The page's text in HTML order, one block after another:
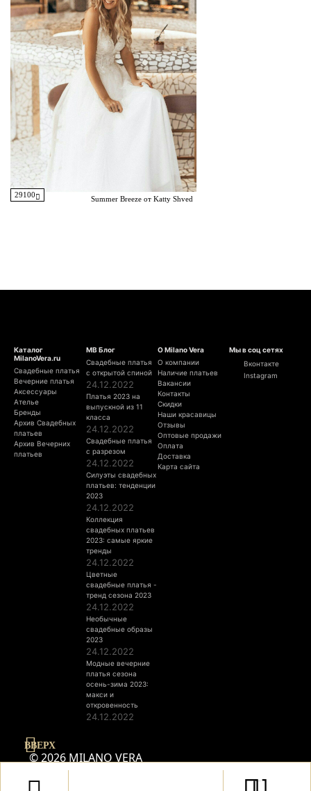
29100 Summer Breeze от Katty Shved
Каталог
MilanoVera.ru
Свадебные платья
Вечерние платья
Аксессуары
Ателье
Бренды
Архив Свадебных
платьев
Архив Вечерних
платьев
МВ Блог
Свадебные платья
с открытой спиной
24.12.2022
Платья 2023 на
выпускной из 11
класса
24.12.2022
Свадебные платья
с разрезом
24.12.2022
Силуэты свадебных
платьев: тенденции
2023
24.12.2022
Коллекция
свадебных платьев
2023: самые яркие
тренды
24.12.2022
Цветные
свадебные платья -
тренд сезона 2023
24.12.2022
Необычные
свадебные образы
2023
24.12.2022
Модные вечерние
платья сезона
осень-зима 2023:
макси и
откровенность
24.12.2022
О Milano Vera
О компании
Наличие платьев
Вакансии
Контакты
Скидки
Наши красавицы
Отзывы
Оптовые продажи
Оплата
Доставка
Карта сайта
Мы в соц сетях
Вконтакте
Instagram
© 2026 MILANO VERA
ВВЕРХ